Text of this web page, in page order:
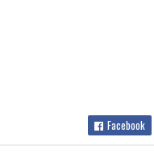
Facebook